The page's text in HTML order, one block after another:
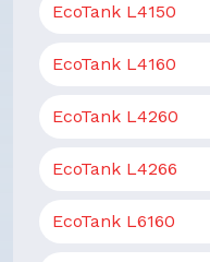
EcoTank L4150
EcoTank L4160
EcoTank L4260
EcoTank L4266
EcoTank L6160